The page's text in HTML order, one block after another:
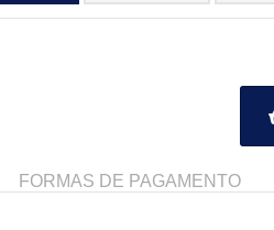
FORMAS DE PAGAMENTO